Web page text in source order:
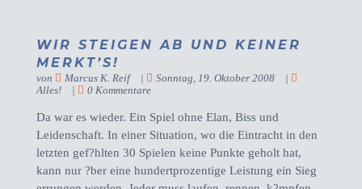
WIR STEIGEN AB UND KEINER
MERKT’S!
von Marcus K. Reif | Sonntag, 19. Oktober 2008
|
Alles!
| 0 Kommentare
Da war es wieder. Ein Spiel ohne Elan, Biss und
Leidenschaft. In einer Situation, wo die Eintracht in den
letzten gef?hlten 30 Spielen keine Punkte geholt hat,
kann nur ?ber eine hundertprozentige Leistung ein Sieg